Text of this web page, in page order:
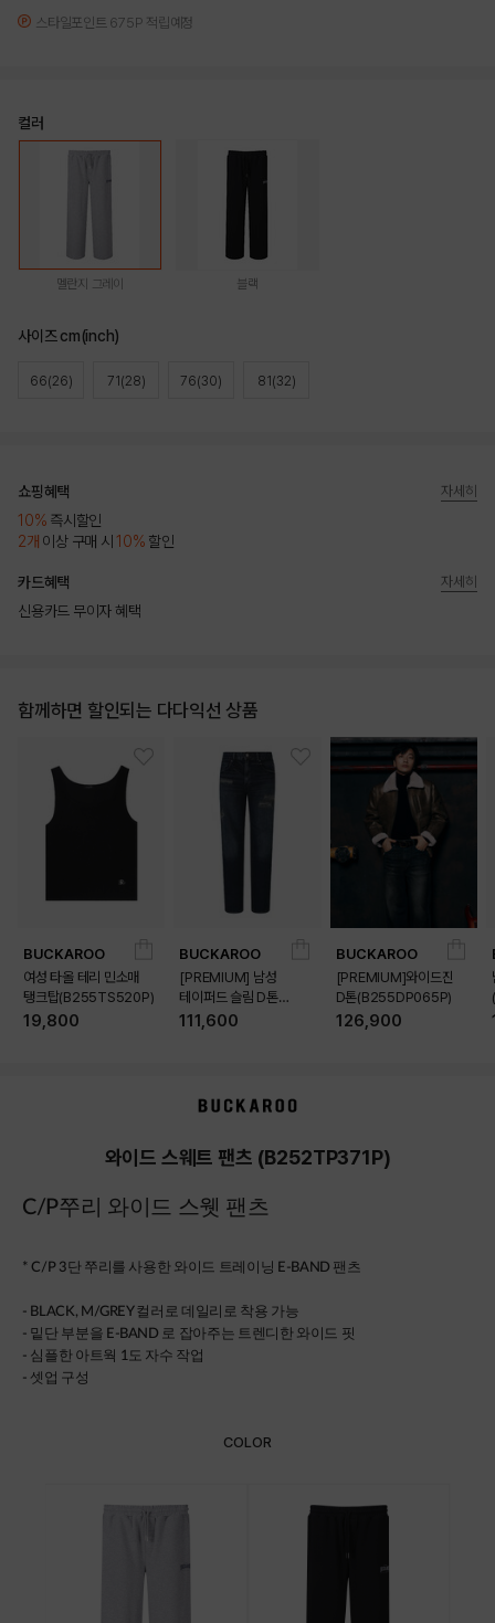
스타일포인트 675P 적립예정
컬러
멜란지 그레이 블랙
사이즈 cm(inch)
66(26) 71(28) 76(30) 81(32)
쇼핑혜택
10% 즉시할인
2개 이상 구매 시10% 할인
자세히
카드혜택
신용카드 무이자 혜택
자세히
함께하면 할인되는 다다익선 상품
BUCKAROO
여성 타올 테리 민소매
탱크탑(B255TS520P)
19,800
BUCKAROO
[PREMIUM] 남성
테이퍼드 슬림 D톤
(B255DP160P)
111,600
BUCKAROO
[PREMIUM]와이드진
D톤(B255DP065P)
126,900
와이드 스웨트 팬츠 (B252TP371P)
C/P쭈리 와이드 스웻 팬츠
*C/P 3단 쭈리를 사용한 와이드 트레이닝 E-BAND 팬츠
- BLACK, M/GREY 컬러로 데일리로 착용 가능
- 밑단 부분을 E-BAND 로 잡아주는 트렌디한 와이드 핏
- 심플한 아트웍 1도 자수 작업
- 셋업 구성
COLOR